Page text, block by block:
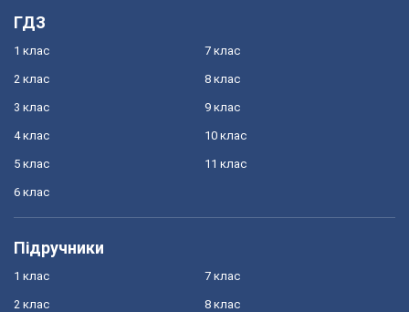
ГДЗ
1 клас
2 клас
3 клас
4 клас
5 клас
6 клас
7 клас
8 клас
9 клас
10 клас
11 клас
Підручники
1 клас
2 клас
7 клас
8 клас